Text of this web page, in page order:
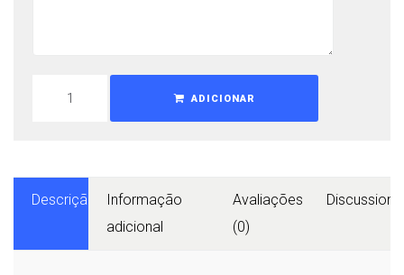
ADICIONAR
Descrição
Informação
adicional
Avaliações
(0)
Discussions